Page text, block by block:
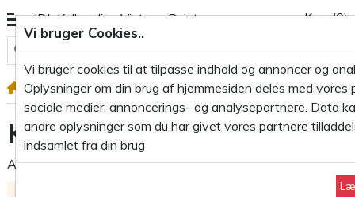
JDL Kalkmaling Vintage Paint Kurv(0)
Alle varegrupper
Blog Kalkmaling Kalkmaling Farver i firkant
Kalkmaling Farver i firkant
AfJens- 10 Apr 2025 2303 0 kommentarer
Vi bruger Cookies..
Vi bruger cookies til at tilpasse indhold og annoncer og
Oplysninger om din brug af hjemmesiden deles med
sociale medier, annoncerings- og analysepartnere. Data
andre oplysninger som du har givet vores partnere
indsamlet fra din brug